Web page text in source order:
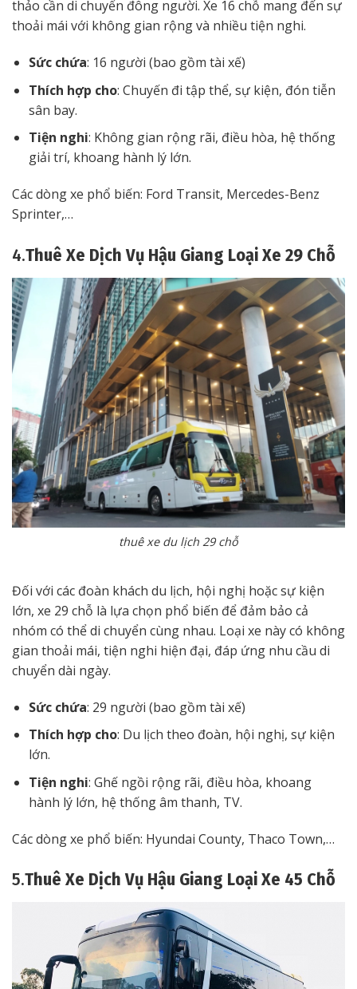
thảo cần di chuyển đông người. Xe 16 chỗ mang đến sự
thoải mái với không gian rộng và nhiều tiện nghi.
Sức chứa: 16 người (bao gồm tài xế)
Thích hợp cho: Chuyến đi tập thể, sự kiện, đón tiễn
sân bay.
Tiện nghi: Không gian rộng rãi, điều hòa, hệ thống
giải trí, khoang hành lý lớn.
Các dòng xe phổ biến: Ford Transit, Mercedes-Benz
Sprinter,…
4.Thuê Xe Dịch Vụ Hậu Giang Loại Xe 29 Chỗ
thuê xe du lịch 29 chỗ
Đối với các đoàn khách du lịch, hội nghị hoặc sự kiện
lớn, xe 29 chỗ là lựa chọn phổ biến để đảm bảo cả
nhóm có thể di chuyển cùng nhau. Loại xe này có không
gian thoải mái, tiện nghi hiện đại, đáp ứng nhu cầu di
chuyển dài ngày.
Sức chứa: 29 người (bao gồm tài xế)
Thích hợp cho: Du lịch theo đoàn, hội nghị, sự kiện
lớn.
Tiện nghi: Ghế ngồi rộng rãi, điều hòa, khoang
hành lý lớn, hệ thống âm thanh, TV.
Các dòng xe phổ biến: Hyundai County, Thaco Town,…
5.Thuê Xe Dịch Vụ Hậu Giang Loại Xe 45 Chỗ